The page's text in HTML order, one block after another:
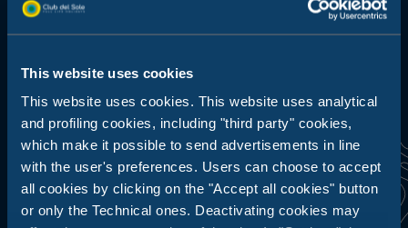
This website uses cookies
This website uses cookies. This website uses analytical
and profiling cookies, including "third party" cookies,
which make it possible to send advertisements in line
with the user's preferences. Users can choose to accept
all cookies by clicking on the "Accept all cookies" button
or only the Technical ones. Deactivating cookies may